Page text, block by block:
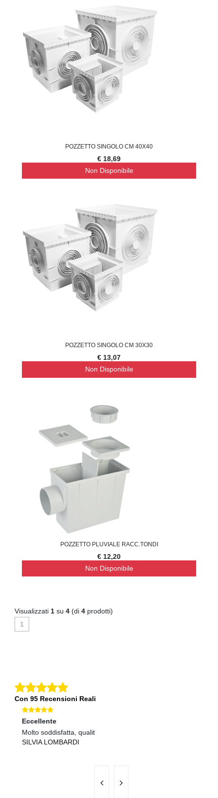
POZZETTO SINGOLO CM 40X40
€ 18,69
Non Disponibile
POZZETTO SINGOLO CM 30X30
€ 13,07
Non Disponibile
POZZETTO PLUVIALE RACC.TONDI
€ 12,20
Non Disponibile
Visualizzati 1 su 4 (di 4 prodotti)
1
Con 95 Recensioni Reali
Eccellente
Molto soddisfatta, qualit
SILVIA LOMBARDI